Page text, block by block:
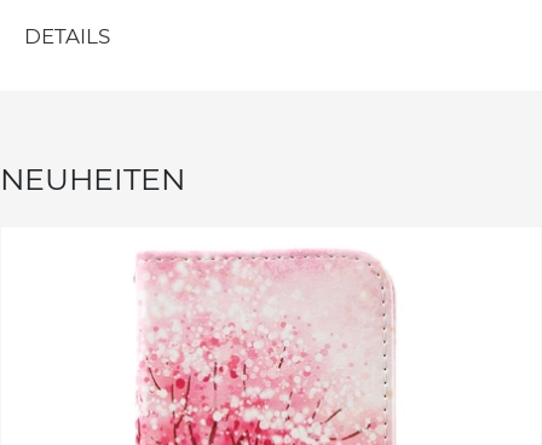
DETAILS
NEUHEITEN